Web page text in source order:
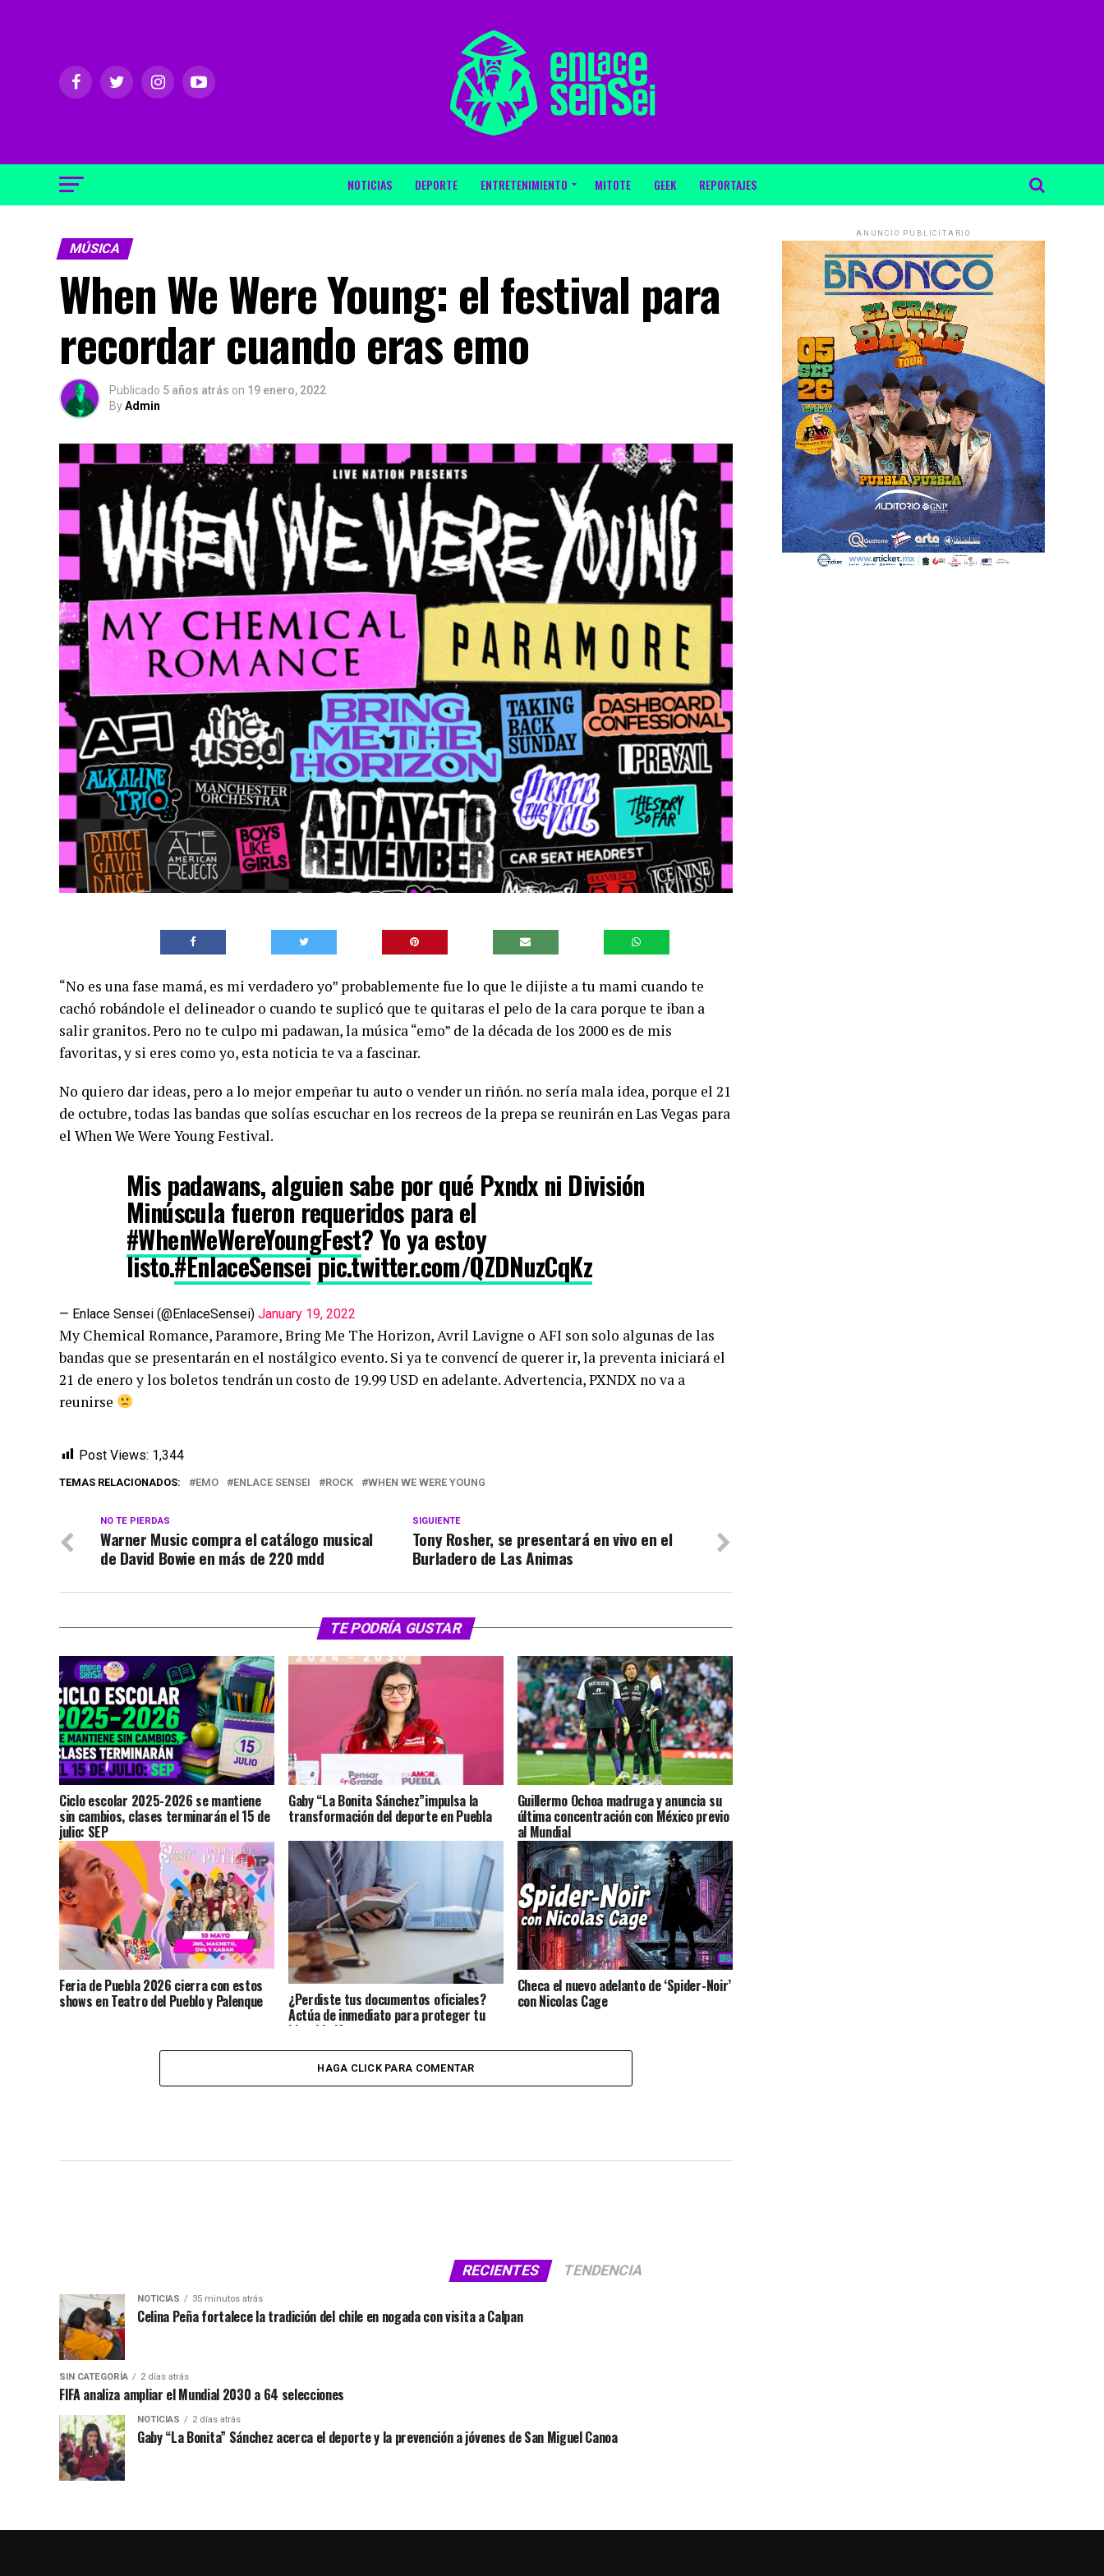
NOTICIAS DEPORTE ENTRETENIMIENTO MITOTE GEEK REPORTAJES
MÚSICA
When We Were Young: el festival para
recordar cuando eras emo
Publicado 5 años atrás on 19 enero, 2022
ByAdmin
“No es una fase mamá, es mi verdadero yo” probablemente fue lo que le dijiste a tu mami cuando te
cachó robándole el delineador o cuando te suplicó que te quitaras el pelo de la cara porque te iban a
salir granitos. Pero no te culpo mi padawan, la música “emo” de la década de los 2000 es de mis
favoritas, y si eres como yo, esta noticia te va a fascinar.
No quiero dar ideas, pero a lo mejor empeñar tu auto o vender un riñón. no sería mala idea, porque el 21
de octubre, todas las bandas que solías escuchar en los recreos de la prepa se reunirán en Las Vegas para
el When We Were Young Festival.
Mis padawans, alguien sabe por qué Pxndx ni División
Minúscula fueron requeridos para el
#WhenWeWereYoungFest? Yo ya estoy
listo.#EnlaceSenseipic.twitter.com/QZDNuzCqKz
— Enlace Sensei (@EnlaceSensei) January 19, 2022
My Chemical Romance, Paramore, Bring Me The Horizon, Avril Lavigne o AFI son solo algunas de las
bandas que se presentarán en el nostálgico evento. Si ya te convencí de querer ir, la preventa iniciará el
21 de enero y los boletos tendrán un costo de 19.99 USD en adelante. Advertencia, PXNDX no va a
reunirse
Post Views: 1,344
TEMAS RELACIONADOS: EMO ENLACE SENSEI ROCK WHEN WE WERE YOUNG
SIGUIENTE
Tony Rosher, se presentará en vivo en el
Burladero de Las Animas
NO TE PIERDAS
Warner Music compra el catálogo musical
de David Bowie en más de 220 mdd
TE PODRÍA GUSTAR
Ciclo escolar 2025-2026 se mantiene
sin cambios, clases terminarán el 15 de
julio: SEP
Gaby “La Bonita Sánchez”impulsa la
transformación del deporte en Puebla
Guillermo Ochoa madruga y anuncia su
última concentración con México previo
al Mundial
Feria de Puebla 2026 cierra con estos
shows en Teatro del Pueblo y Palenque ¿Perdiste tus documentos oficiales?
Actúa de inmediato para proteger tu
identidad?
Checa el nuevo adelanto de ‘Spider-Noir’
con Nicolas Cage
HAGA CLICK PARA COMENTAR
ANUNCIO PUBLICITARIO
RECIENTES TENDENCIA
NOTICIAS 35 minutos atrás
Celina Peña fortalece la tradición del chile en nogada con visita a Calpan
SIN CATEGORÍA 2 días atrás
FIFA analiza ampliar el Mundial 2030 a 64 selecciones
NOTICIAS 2 días atrás
Gaby “La Bonita” Sánchez acerca el deporte y la prevención a jóvenes de San Miguel Canoa